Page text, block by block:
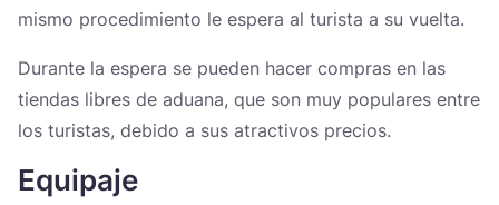
mismo procedimiento le espera al turista a su vuelta.
Durante la espera se pueden hacer compras en las
tiendas libres de aduana, que son muy populares entre
los turistas, debido a sus atractivos precios.
Equipaje